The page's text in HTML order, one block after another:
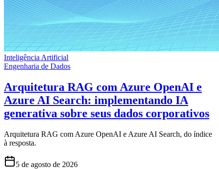
Inteligência Artificial
Engenharia de Dados
Arquitetura RAG com Azure OpenAI e
Azure AI Search: implementando IA
generativa sobre seus dados corporativos
Arquitetura RAG com Azure OpenAI e Azure AI Search, do índice
à resposta.
5 de agosto de 2026